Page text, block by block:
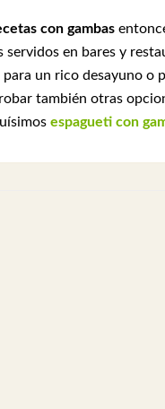
con gambas
servidos en bares y
un rico desayuno o
también otras
espagueti con